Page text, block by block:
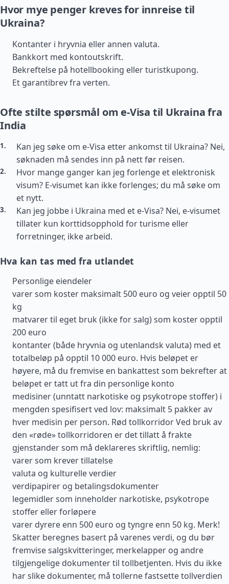
Hvor mye penger kreves for innreise til
Ukraina?
Kontanter i hryvnia eller annen valuta.
Bankkort med kontoutskrift.
Bekreftelse på hotellbooking eller turistkupong.
Et garantibrev fra verten.
Ofte stilte spørsmål om e-Visa til Ukraina fra
India
Kan jeg søke om e-Visa etter ankomst til Ukraina? Nei,
søknaden må sendes inn på nett før reisen.
Hvor mange ganger kan jeg forlenge et elektronisk
visum? E-visumet kan ikke forlenges; du må søke om
et nytt.
Kan jeg jobbe i Ukraina med et e-Visa? Nei, e-visumet
tillater kun korttidsopphold for turisme eller
forretninger, ikke arbeid.
Hva kan tas med fra utlandet
Personlige eiendeler
varer som koster maksimalt 500 euro og veier opptil 50
kg
matvarer til eget bruk (ikke for salg) som koster opptil
200 euro
kontanter (både hryvnia og utenlandsk valuta) med et
totalbeløp på opptil 10 000 euro. Hvis beløpet er
høyere, må du fremvise en bankattest som bekrefter at
beløpet er tatt ut fra din personlige konto
medisiner (unntatt narkotiske og psykotrope stoffer) i
mengden spesifisert ved lov: maksimalt 5 pakker av
hver medisin per person. Rød tollkorridor Ved bruk av
den «røde» tollkorridoren er det tillatt å frakte
gjenstander som må deklareres skriftlig, nemlig:
varer som krever tillatelse
valuta og kulturelle verdier
verdipapirer og betalingsdokumenter
legemidler som inneholder narkotiske, psykotrope
stoffer eller forløpere
varer dyrere enn 500 euro og tyngre enn 50 kg. Merk!
Skatter beregnes basert på varenes verdi, og du bør
fremvise salgskvitteringer, merkelapper og andre
tilgjengelige dokumenter til tollbetjenten. Hvis du ikke
har slike dokumenter, må tollerne fastsette tollverdien